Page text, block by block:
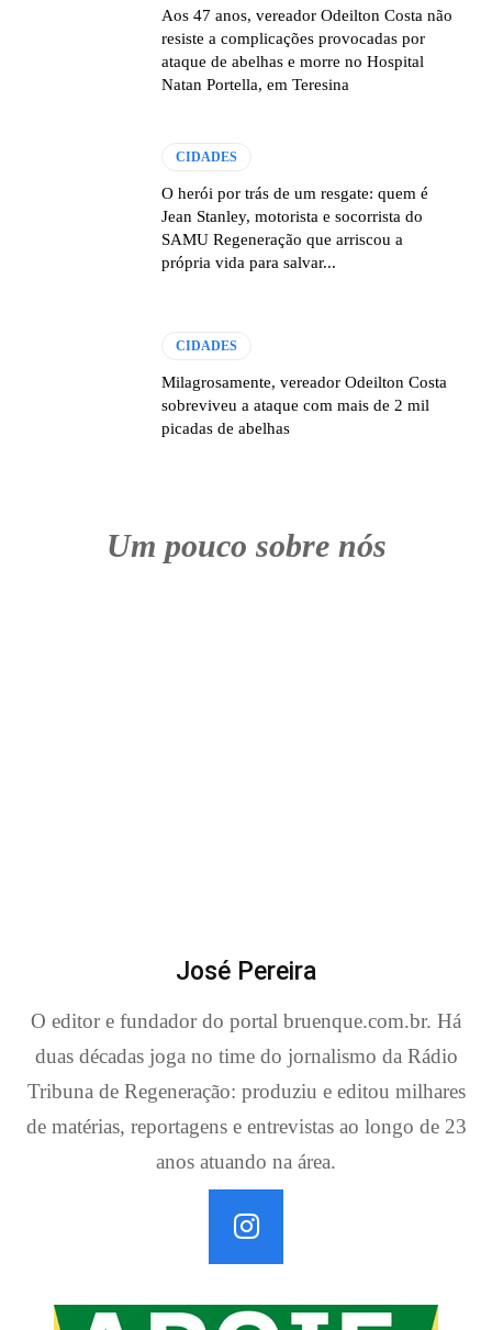
Aos 47 anos, vereador Odeilton Costa não
resiste a complicações provocadas por
ataque de abelhas e morre no Hospital
Natan Portella, em Teresina
CIDADES
O herói por trás de um resgate: quem é
Jean Stanley, motorista e socorrista do
SAMU Regeneração que arriscou a
própria vida para salvar...
CIDADES
Milagrosamente, vereador Odeilton Costa
sobreviveu a ataque com mais de 2 mil
picadas de abelhas
Um pouco sobre nós
José Pereira
O editor e fundador do portal bruenque.com.br. Há
duas décadas joga no time do jornalismo da Rádio
Tribuna de Regeneração: produziu e editou milhares
de matérias, reportagens e entrevistas ao longo de 23
anos atuando na área.